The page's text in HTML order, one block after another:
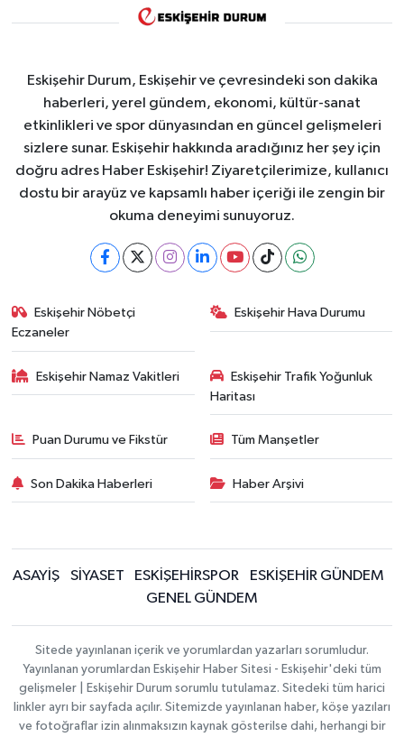
Eskişehir Durum, Eskişehir ve çevresindeki son dakika
haberleri, yerel gündem, ekonomi, kültür-sanat
etkinlikleri ve spor dünyasından en güncel gelişmeleri
sizlere sunar. Eskişehir hakkında aradığınız her şey için
doğru adres Haber Eskişehir! Ziyaretçilerimize, kullanıcı
dostu bir arayüz ve kapsamlı haber içeriği ile zengin bir
okuma deneyimi sunuyoruz.
Eskişehir Nöbetçi
Eczaneler
Eskişehir Hava Durumu
Eskişehir Namaz Vakitleri
Eskişehir Trafik Yoğunluk
Haritası
Puan Durumu ve Fikstür Tüm Manşetler
Son Dakika Haberleri Haber Arşivi
ASAYİŞ SİYASET ESKİŞEHİRSPOR
ESKİŞEHİR GÜNDEM
GENEL GÜNDEM
Sitede yayınlanan içerik ve yorumlardan yazarları sorumludur.
Yayınlanan yorumlardan Eskişehir Haber Sitesi - Eskişehir'deki tüm
gelişmeler | Eskişehir Durum sorumlu tutulamaz. Sitedeki tüm harici
linkler ayrı bir sayfada açılır. Sitemizde yayınlanan haber, köşe yazıları
ve fotoğraflar izin alınmaksızın kaynak gösterilse dahi, herhangi bir